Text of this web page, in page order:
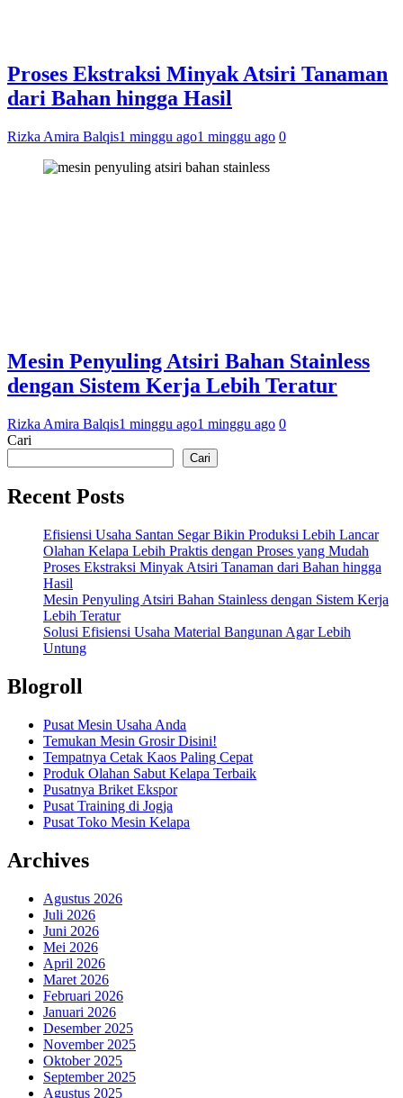
Proses Ekstraksi Minyak Atsiri Tanaman
dari Bahan hingga Hasil
Rizka Amira Balqis1 minggu ago1 minggu ago 0
Mesin Penyuling Atsiri Bahan Stainless
dengan Sistem Kerja Lebih Teratur
Rizka Amira Balqis1 minggu ago1 minggu ago 0
Cari
Cari
Recent Posts
Efisiensi Usaha Santan Segar Bikin Produksi Lebih Lancar
Olahan Kelapa Lebih Praktis dengan Proses yang Mudah
Proses Ekstraksi Minyak Atsiri Tanaman dari Bahan hingga
Hasil
Mesin Penyuling Atsiri Bahan Stainless dengan Sistem Kerja
Lebih Teratur
Solusi Efisiensi Usaha Material Bangunan Agar Lebih
Untung
Blogroll
Pusat Mesin Usaha Anda
Temukan Mesin Grosir Disini!
Tempatnya Cetak Kaos Paling Cepat
Produk Olahan Sabut Kelapa Terbaik
Pusatnya Briket Ekspor
Pusat Training di Jogja
Pusat Toko Mesin Kelapa
Archives
Agustus 2026
Juli 2026
Juni 2026
Mei 2026
April 2026
Maret 2026
Februari 2026
Januari 2026
Desember 2025
November 2025
Oktober 2025
September 2025
Agustus 2025